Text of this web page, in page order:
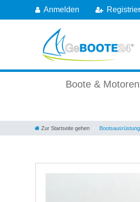
Anmelden
Boote & Motoren
Zur Startseite gehen Bootsausrüstung